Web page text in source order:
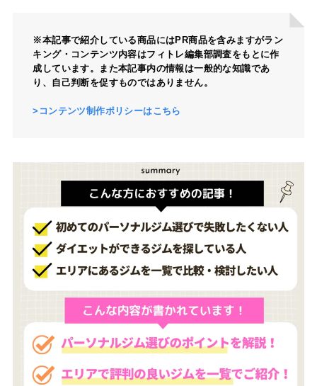
※本記事で紹介している商品にはPR商品を含みますがラン
キング・コンテンツ内容はフィトレ編集部調査をもとに作
成しています。また本記事内の情報は一般的な知識であ
り、自己判断を促すものではありません。
>コンテンツ制作ポリシーはこちら